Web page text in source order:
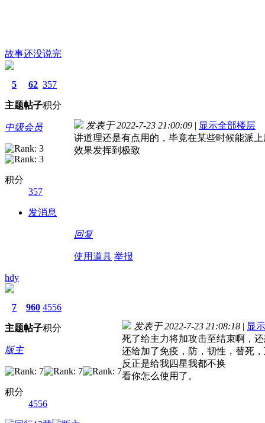
故事还没说完
5
主题
62
帖子
357
积分
中级会员
积分
357
发消息
发表于 2022-7-23 21:00:09 | 显示全部楼层
讲道理还是有点用的，毕竟在某些时候能派
效果发挥到极致
回复
使用道具 举报
hdy
7
主题
960
帖子
4556
积分
版主
积分
4556
发表于 2022-7-23 21:08:18 | 显
死了给主力将加攻击至结束啊，
还给加了免疫，防，韧性，替死
反正是给我四星我都不换
看你怎么使用了。